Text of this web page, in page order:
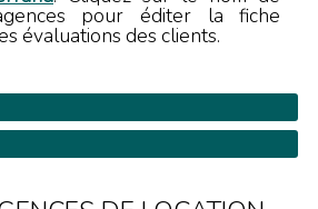
pour éditer la fiche
évaluations des clients.
- Tel: 04 73 14 05 58